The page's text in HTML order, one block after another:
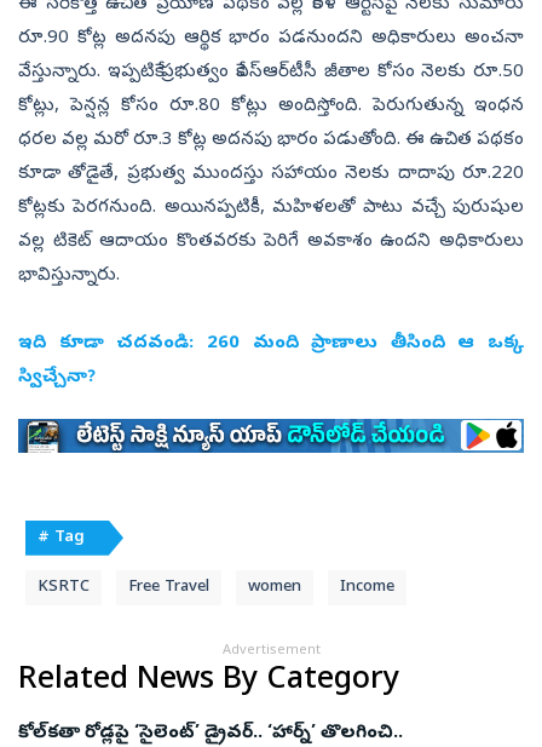
ఈ సరికొత్త ఉచిత ప్రయాణ పథకం వల్ల కేరళ ఆర్టీసీపై నెలకు సుమారు
రూ.90 కోట్ల అదనపు ఆర్థిక భారం పడనుందని అధికారులు అంచనా
వేస్తున్నారు. ఇప్పటికే ప్రభుత్వం కేఎస్‌ఆర్‌టీసీ జీతాల కోసం నెలకు రూ.50
కోట్లు, పెన్షన్ల కోసం రూ.80 కోట్లు అందిస్తోంది. పెరుగుతున్న ఇంధన
ధరల వల్ల మరో రూ.3 కోట్ల అదనపు భారం పడుతోంది. ఈ ఉచిత పథకం
కూడా తోడైతే, ప్రభుత్వ ముందస్తు సహాయం నెలకు దాదాపు రూ.220
కోట్లకు పెరగనుంది. అయినప్పటికీ, మహిళలతో పాటు వచ్చే పురుషుల
వల్ల టికెట్ ఆదాయం కొంతవరకు పెరిగే అవకాశం ఉందని అధికారులు
భావిస్తున్నారు.
ఇది కూడా చదవండి: 260 మంది ప్రాణాలు తీసింది ఆ ఒక్క
స్విచ్చేనా?
# Tag
KSRTC Free Travel women Income
Advertisement
Related News By Category
కోల్‌కతా రోడ్లపై ‘సైలెంట్’ డ్రైవర్.. ‘హార్న్‌’ తొలగించి..